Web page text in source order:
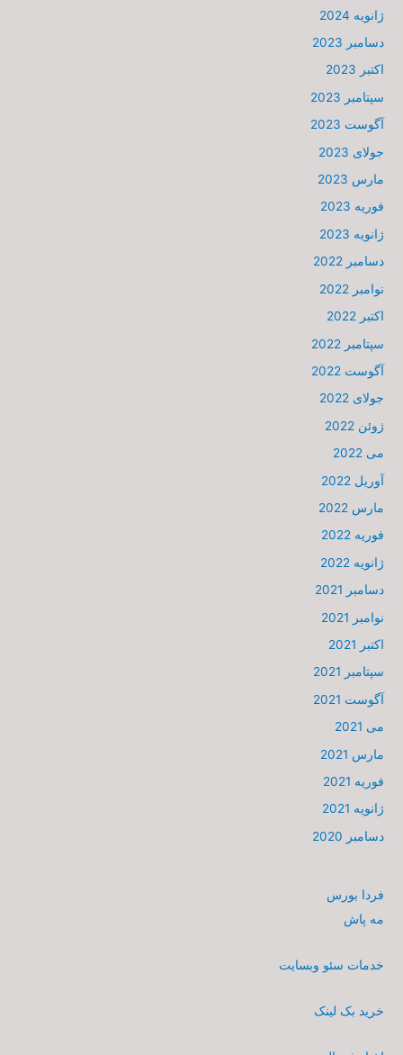
ژانویه 2024
دسامبر 2023
اکتبر 2023
سپتامبر 2023
آگوست 2023
جولای 2023
مارس 2023
فوریه 2023
ژانویه 2023
دسامبر 2022
نوامبر 2022
اکتبر 2022
سپتامبر 2022
آگوست 2022
جولای 2022
ژوئن 2022
می 2022
آوریل 2022
مارس 2022
فوریه 2022
ژانویه 2022
دسامبر 2021
نوامبر 2021
اکتبر 2021
سپتامبر 2021
آگوست 2021
می 2021
مارس 2021
فوریه 2021
ژانویه 2021
دسامبر 2020
فردا بورس
مه پاش
خدمات سئو وبسایت
خرید بک لینک